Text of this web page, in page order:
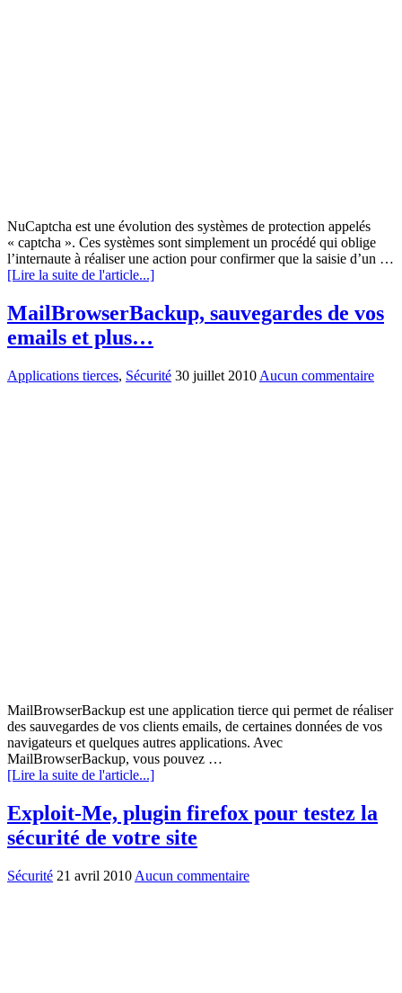
NuCaptcha est une évolution des systèmes de protection appelés
« captcha ». Ces systèmes sont simplement un procédé qui oblige
l’internaute à réaliser une action pour confirmer que la saisie d’un …
[Lire la suite de l'article...]
MailBrowserBackup, sauvegardes de vos
emails et plus…
Applications tierces, Sécurité 30 juillet 2010 Aucun commentaire
MailBrowserBackup est une application tierce qui permet de réaliser
des sauvegardes de vos clients emails, de certaines données de vos
navigateurs et quelques autres applications. Avec
MailBrowserBackup, vous pouvez …
[Lire la suite de l'article...]
Exploit-Me, plugin firefox pour testez la
sécurité de votre site
Sécurité 21 avril 2010 Aucun commentaire